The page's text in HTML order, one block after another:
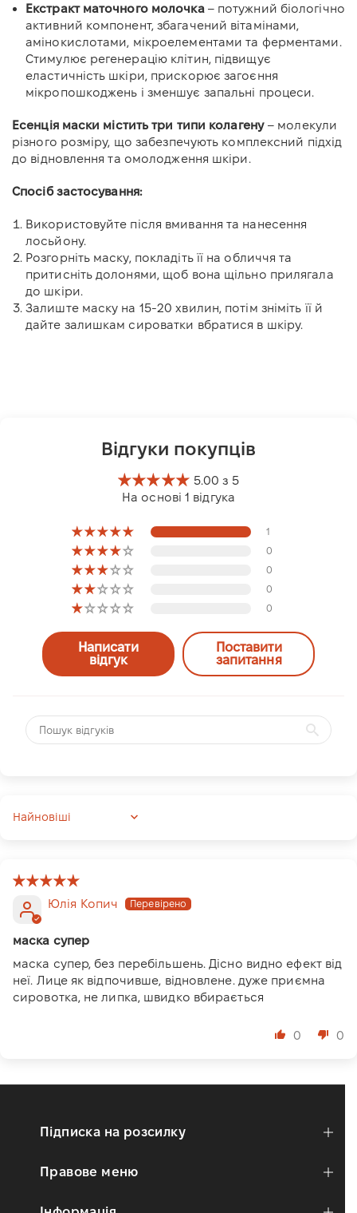
Екстракт маточного молочка– потужний біологічно
активний компонент, збагачений вітамінами,
амінокислотами, мікроелементами та ферментами.
Стимулює регенерацію клітин, підвищує
еластичність шкіри, прискорює загоєння
мікропошкоджень і зменшує запальні процеси.
Есенція маски містить три типи колагену – молекули
різного розміру, що забезпечують комплексний підхід
до відновлення та омолодження шкіри.
Спосіб застосування:
Використовуйте після вмивання та нанесення
лосьйону.
Розгорніть маску, покладіть її на обличчя та
притисніть долонями, щоб вона щільно прилягала
до шкіри.
Залиште маску на 15-20 хвилин, потім зніміть її й
дайте залишкам сироватки вбратися в шкіру.
Відгуки покупців
5.00 з 5
На основі 1 відгука
1
0
0
0
0
Написати
відгук
Поставити
запитання
Sort by
Юлія Копич
маска супер
маска супер, без перебільшень. Дісно видно ефект від
неї. Лице як відпочивше, відновлене. дуже приємна
сировотка, не липка, швидко вбирається
0 0
Підписка на розсилку
Правове меню